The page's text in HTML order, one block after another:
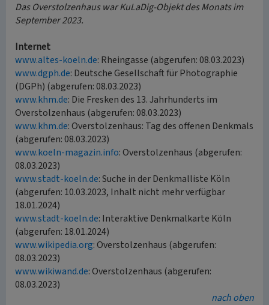
Das Overstolzenhaus war KuLaDig-Objekt des Monats im
September 2023.
Internet
www.altes-koeln.de: Rheingasse (abgerufen: 08.03.2023)
www.dgph.de: Deutsche Gesellschaft für Photographie
(DGPh) (abgerufen: 08.03.2023)
www.khm.de: Die Fresken des 13. Jahrhunderts im
Overstolzenhaus (abgerufen: 08.03.2023)
www.khm.de: Overstolzenhaus: Tag des offenen Denkmals
(abgerufen: 08.03.2023)
www.koeln-magazin.info: Overstolzenhaus (abgerufen:
08.03.2023)
www.stadt-koeln.de: Suche in der Denkmalliste Köln
(abgerufen: 10.03.2023, Inhalt nicht mehr verfügbar
18.01.2024)
www.stadt-koeln.de: Interaktive Denkmalkarte Köln
(abgerufen: 18.01.2024)
www.wikipedia.org: Overstolzenhaus (abgerufen:
08.03.2023)
www.wikiwand.de: Overstolzenhaus (abgerufen:
08.03.2023)
nach oben